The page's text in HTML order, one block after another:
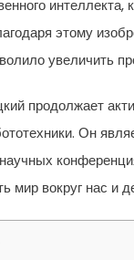
этому
увеличить
продолжает
Он
мир вокруг нас и